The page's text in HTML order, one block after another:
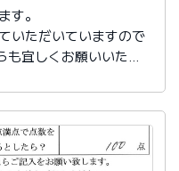
す。
いただいていますので
宜しくお願いいたし